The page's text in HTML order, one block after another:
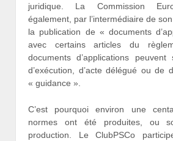
juridique. La Commission
également, par l’intermédiaire de
la publication de « documents
avec certains articles du
documents d’applications
d’exécution, d’acte délégué ou de
« guidance ».
C’est pourquoi environ une
normes ont été produites, ou
production. Le ClubPSCo